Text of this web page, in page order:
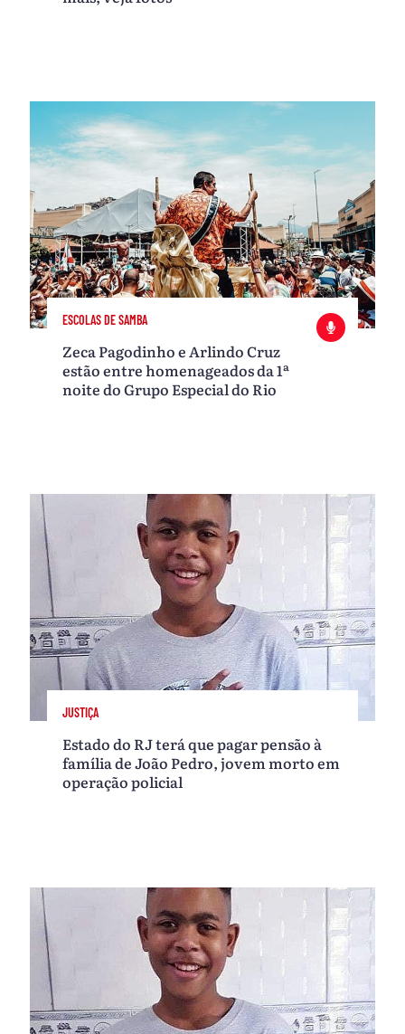
ESCOLAS DE SAMBA
Zeca Pagodinho e Arlindo Cruz
estão entre homenageados da 1ª
noite do Grupo Especial do Rio
JUSTIÇA
Estado do RJ terá que pagar pensão à
família de João Pedro, jovem morto em
operação policial